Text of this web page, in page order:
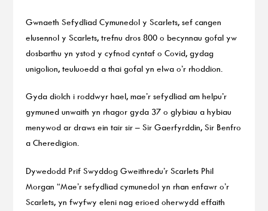
Gwnaeth Sefydliad Cymunedol y Scarlets, sef cangen
elusennol y Scarlets, trefnu dros 800 o becynnau gofal yw
dosbarthu yn ystod y cyfnod cyntaf o Covid, gydag
unigolion, teuluoedd a thai gofal yn elwa o’r rhoddion.
Gyda diolch i roddwyr hael, mae’r sefydliad am helpu’r
gymuned unwaith yn rhagor gyda 37 o glybiau a hybiau
menywod ar draws ein tair sir – Sir Gaerfyrddin, Sir Benfro
a Cheredigion.
Dywedodd Prif Swyddog Gweithredu’r Scarlets Phil
Morgan “Mae’r sefydliad cymunedol yn rhan enfawr o’r
Scarlets, yn fwyfwy eleni nag erioed oherwydd effaith